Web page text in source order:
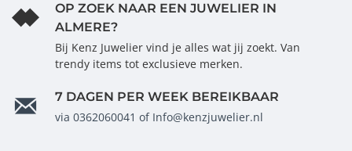
OP ZOEK NAAR EEN JUWELIER IN
ALMERE?
Bij Kenz Juwelier vind je alles wat jij zoekt. Van
trendy items tot exclusieve merken.
7 DAGEN PER WEEK BEREIKBAAR
via 0362060041 of Info@kenzjuwelier.nl